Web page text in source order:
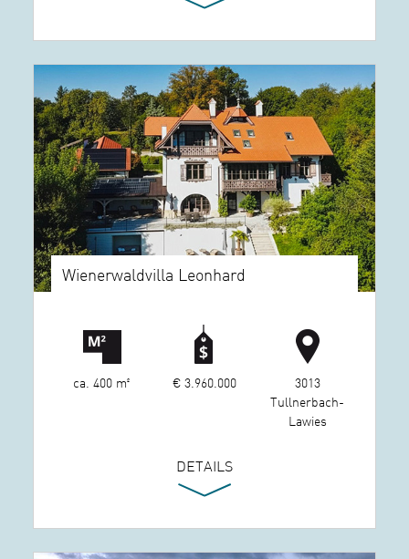
Wienerwaldvilla Leonhard
ca. 400 m² € 3.960.000
3013
Tullnerbach-
Lawies
DETAILS